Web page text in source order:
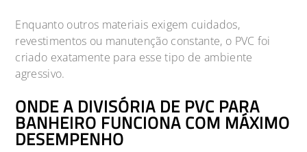
Enquanto outros materiais exigem cuidados,
revestimentos ou manutenção constante, o PVC foi
criado exatamente para esse tipo de ambiente
agressivo.
ONDE A DIVISÓRIA DE PVC PARA
BANHEIRO FUNCIONA COM MÁXIMO
DESEMPENHO